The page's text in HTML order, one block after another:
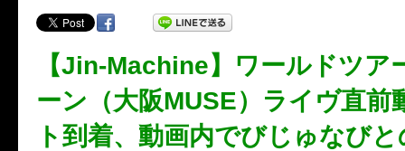
【Jin-Machine】ワールドツア
ーン（大阪MUSE）ライヴ直前
ト到着、動画内でびじゅなび